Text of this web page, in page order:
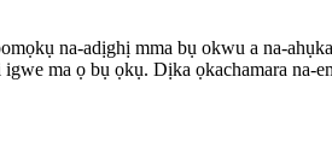
na-adịghị mma bụ okwu a na-
ma ọ bụ ọkụ. Dịka ọkachamara na-